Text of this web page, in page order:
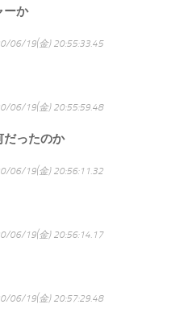
ーか
06/19(金) 20:55:33.45
06/19(金) 20:55:59.48
だったのか
06/19(金) 20:56:11.32
06/19(金) 20:56:14.17
06/19(金) 20:57:29.48